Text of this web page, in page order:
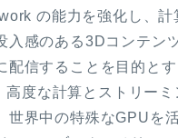
の能力を強化し、計
入感のある3Dコンテン
配信することを目的と
高度な計算とストリー
世界中の特殊なGPUを